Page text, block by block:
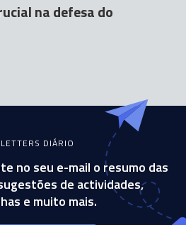
na defesa do
DIÁRIO
no seu e-mail o resumo das
de actividades,
e muito mais.